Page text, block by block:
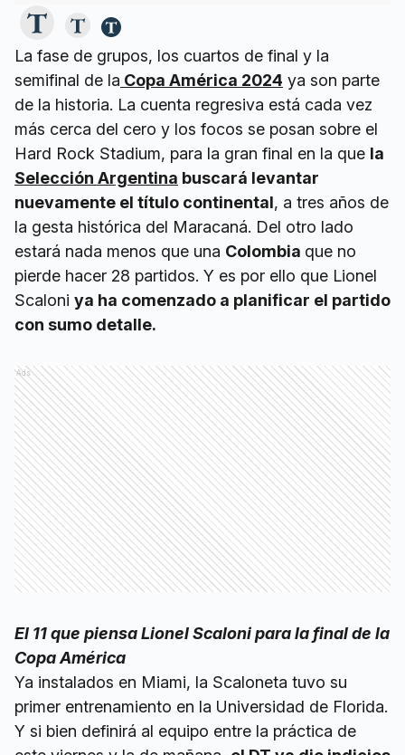
La fase de grupos, los cuartos de final y la
semifinal de la Copa América 2024 ya son parte
de la historia. La cuenta regresiva está cada vez
más cerca del cero y los focos se posan sobre el
Hard Rock Stadium, para la gran final en la que la
Selección Argentina buscará levantar
nuevamente el título continental, a tres años de
la gesta histórica del Maracaná. Del otro lado
estará nada menos que una Colombia que no
pierde hacer 28 partidos. Y es por ello que Lionel
Scaloni ya ha comenzado a planificar el partido
con sumo detalle.
Ads
El 11 que piensa Lionel Scaloni para la final de la
Copa América
Ya instalados en Miami, la Scaloneta tuvo su
primer entrenamiento en la Universidad de Florida.
Y si bien definirá al equipo entre la práctica de